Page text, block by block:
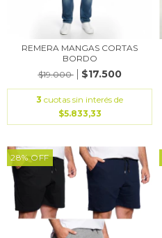
REMERA MANGAS CORTAS
BORDO
$19.000
$17.500
3 cuotas sin interés de
$5.833,33
28%OFF